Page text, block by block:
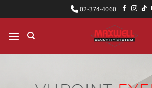
ไป
ยัง
เนื้อหา
02-374-4060